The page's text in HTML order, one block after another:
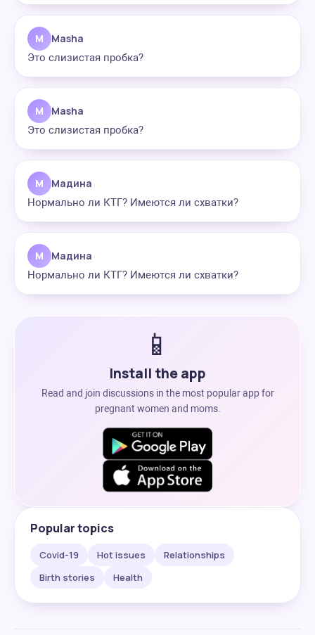
M Masha
Это слизистая пробка?
M Masha
Это слизистая пробка?
М Мадина
Нормально ли КТГ? Имеются ли схватки?
М Мадина
Нормально ли КТГ? Имеются ли схватки?
📱
Install the app
Read and join discussions in the most popular app for
pregnant women and moms.
Popular topics
Covid-19 Hot issues
Relationships
Birth stories
Health